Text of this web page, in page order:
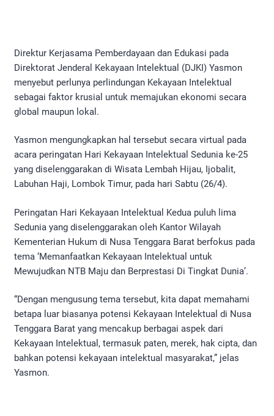
Direktur Kerjasama Pemberdayaan dan Edukasi pada
Direktorat Jenderal Kekayaan Intelektual (DJKI) Yasmon
menyebut perlunya perlindungan Kekayaan Intelektual
sebagai faktor krusial untuk memajukan ekonomi secara
global maupun lokal.
Yasmon mengungkapkan hal tersebut secara virtual pada
acara peringatan Hari Kekayaan Intelektual Sedunia ke-25
yang diselenggarakan di Wisata Lembah Hijau, Ijobalit,
Labuhan Haji, Lombok Timur, pada hari Sabtu (26/4).
Peringatan Hari Kekayaan Intelektual Kedua puluh lima
Sedunia yang diselenggarakan oleh Kantor Wilayah
Kementerian Hukum di Nusa Tenggara Barat berfokus pada
tema ‘Memanfaatkan Kekayaan Intelektual untuk
Mewujudkan NTB Maju dan Berprestasi Di Tingkat Dunia’.
“Dengan mengusung tema tersebut, kita dapat memahami
betapa luar biasanya potensi Kekayaan Intelektual di Nusa
Tenggara Barat yang mencakup berbagai aspek dari
Kekayaan Intelektual, termasuk paten, merek, hak cipta, dan
bahkan potensi kekayaan intelektual masyarakat,” jelas
Yasmon.